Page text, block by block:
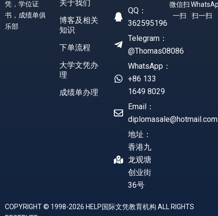
凭，学位证
书，成绩单俱
乐部
关于我们
博客及相关
知识
下单流程
大学文凭办
理
成绩单办理
QQ：
362595196
Telegram：
@Thomas08086
WhatsApp：
+86 133
1649 8029
Email：
diplomasale@hotmail.com
地址：
香港九
龙观塘
创业街
36号
微信扫
一扫
扫一扫
COPYRIGHT © 1998-2026 HELP国际文凭教育机构 ALL RIGHTS